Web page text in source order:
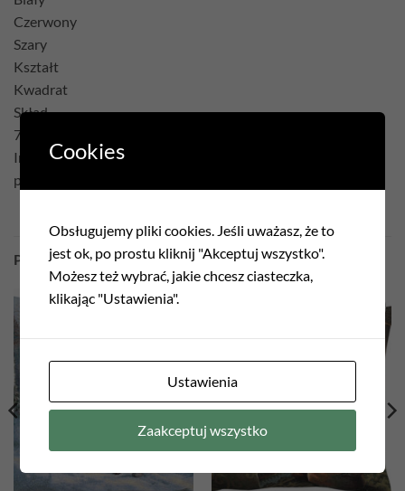
Czerwony
Szary
Kształt
Kwadrat
Skład
75% Poliester 22% Bawełna 3% Akryl
Inne
poszewka dwustronna
PODOBNE PRODUKTY
Cookies
Obsługujemy pliki cookies. Jeśli uważasz, że to
jest ok, po prostu kliknij "Akceptuj wszystko".
Możesz też wybrać, jakie chcesz ciasteczka,
klikając "Ustawienia".
Ustawienia
Zaakceptuj wszystko